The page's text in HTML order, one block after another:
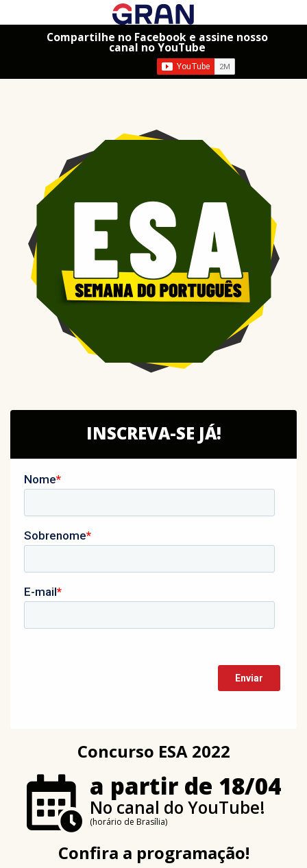
Compartilhe no Facebook e assine nosso
canal no YouTube
INSCREVA-SE JÁ!
Concurso ESA 2022
a partir de 18/04
No canal do YouTube!
(horário de Brasília)
Confira a programação!